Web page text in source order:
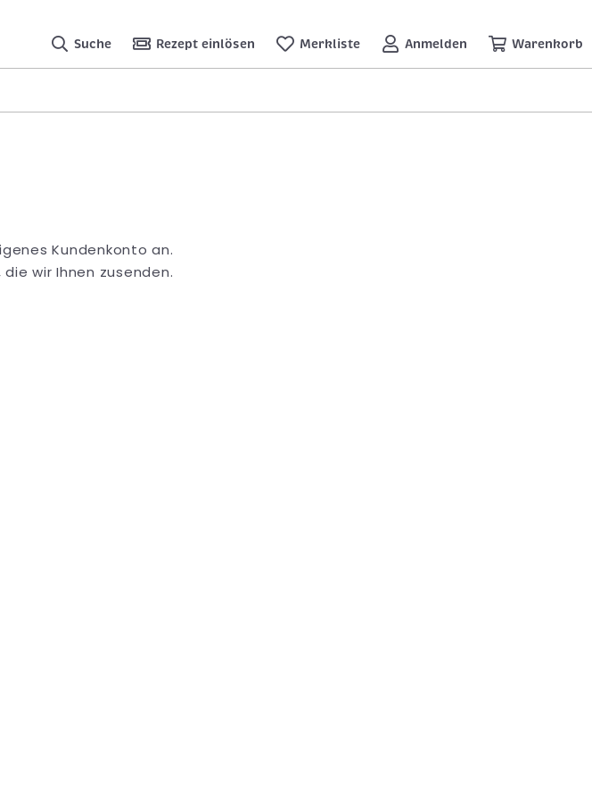
Suche Rezept einlösen Merkliste Anmelden Warenkorb
Kundenkonto an.
wir Ihnen zusenden.